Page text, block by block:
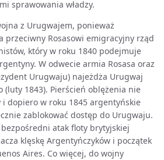
sprawowania władzy.
z Urugwajem, ponieważ
przeciwny Rosasowi emigracyjny rząd
który w roku 1840 podejmuje
W odwecie armia Rosasa oraz
Urugwaju) najeżdża Urugwaj
(luty 1843). Pierścień oblężenia nie
i dopiero w roku 1845 argentyńskie
zablokować dostęp do Urugwaju.
bezpośredni atak floty brytyjskiej
klęskę Argentyńczyków i początek
Aires. Co więcej, do wojny